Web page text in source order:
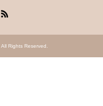
. All Rights Reserved.